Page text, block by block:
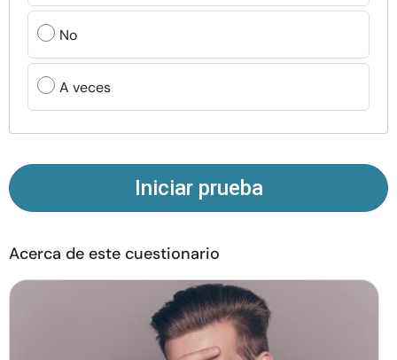
Cursos
Recursos
Comunidad
Encuentra un terapeuta
Idioma ES
Sobre nosotros Contáctanos Escríbenos
Publicidad con
© Copyright 2026. Todos los derechos reservados.
No
A veces
Iniciar prueba
Acerca de este cuestionario